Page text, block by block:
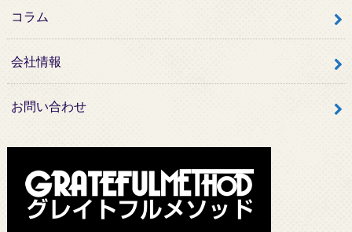
コラム
会社情報
お問い合わせ